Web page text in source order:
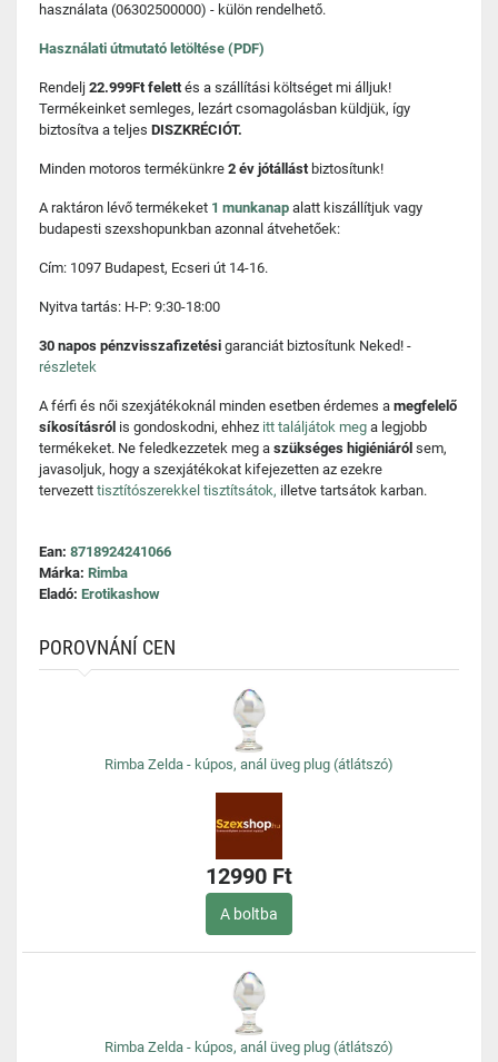
használata (06302500000) - külön rendelhető.
Használati útmutató letöltése (PDF)
Rendelj 22.999Ft felettés a szállítási költséget mi álljuk!
Termékeinket semleges, lezárt csomagolásban küldjük, így
biztosítva a teljes DISZKRÉCIÓT.
Minden motoros termékünkre 2 év jótállást biztosítunk!
A raktáron lévő termékeket 1 munkanap alatt kiszállítjuk vagy
budapesti szexshopunkban azonnal átvehetőek:
Cím: 1097 Budapest, Ecseri út 14-16.
Nyitva tartás: H-P: 9:30-18:00
30 napos pénzvisszafizetési garanciát biztosítunk Neked! -
részletek
A férfi és női szexjátékoknál minden esetben érdemes a megfelelő
síkosításról is gondoskodni, ehhez itt találjátok meg a legjobb
termékeket. Ne feledkezzetek meg a szükséges higiéniáról sem,
javasoljuk, hogy a szexjátékokat kifejezetten az ezekre
tervezett tisztítószerekkel tisztítsátok, illetve tartsátok karban.
Ean: 8718924241066
Márka: Rimba
Eladó: Erotikashow
POROVNÁNÍ CEN
Rimba Zelda - kúpos, anál üveg plug (átlátszó)
12990 Ft
A boltba
Rimba Zelda - kúpos, anál üveg plug (átlátszó)